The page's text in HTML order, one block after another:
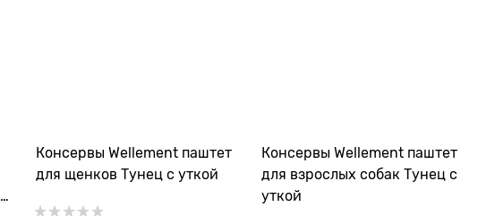
Консервы Wellement паштет
для щенков Тунец с уткой
Консервы Wellement паштет
для взрослых собак Тунец с
уткой